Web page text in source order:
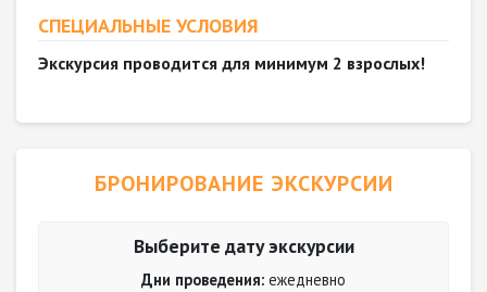
СПЕЦИАЛЬНЫЕ УСЛОВИЯ
Экскурсия проводится для минимум 2 взрослых!
БРОНИРОВАНИЕ ЭКСКУРСИИ
Выберите дату экскурсии
Дни проведения: ежедневно